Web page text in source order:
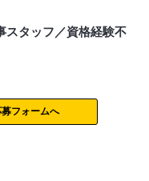
スタッフ／資格経験不
フォームへ